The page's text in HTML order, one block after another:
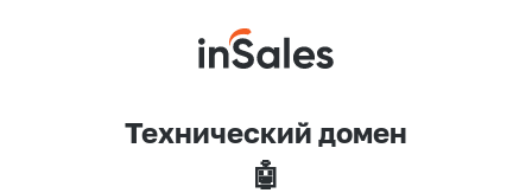
Технический домен
🤖